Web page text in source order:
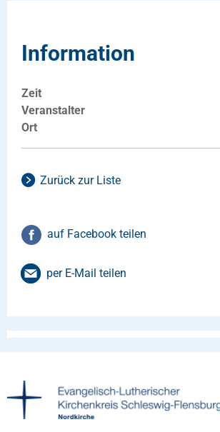
Information
Zeit
Veranstalter
Ort
Zurück zur Liste
auf Facebook teilen
per E-Mail teilen